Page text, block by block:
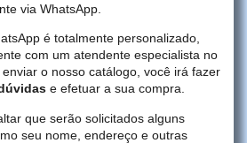
via WhatsApp.
é totalmente personalizado,
com um atendente especialista no
o nosso catálogo, você irá fazer
e efetuar a sua compra.
que serão solicitados alguns
seu nome, endereço e outras